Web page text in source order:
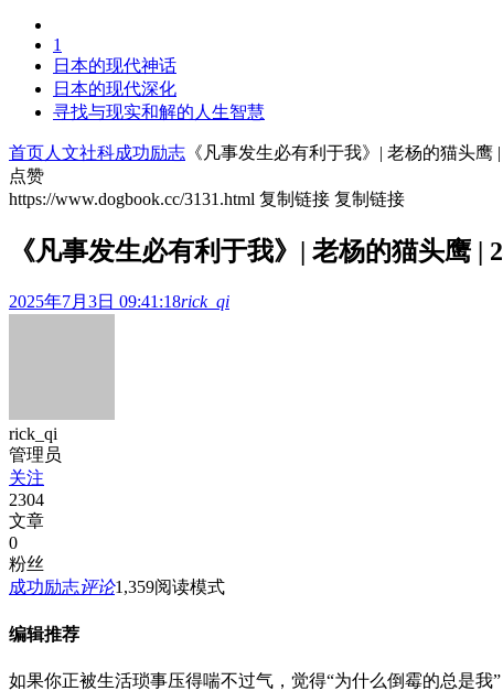
1
日本的现代神话
日本的现代深化
寻找与现实和解的人生智慧
首页人文社科成功励志 《凡事发生必有利于我》| 老杨的猫头
点赞
https://www.dogbook.cc/3131.html 复制链接 复制链接
《凡事发生必有利于我》| 老杨的猫头鹰
2025年7月3日 09:41:18rick_qi
rick_qi
管理员
关注
2304
文章
0
粉丝
成功励志评论1,359阅读模式
编辑推荐
如果你正被生活琐事压得喘不过气，觉得“为什么倒霉的总是